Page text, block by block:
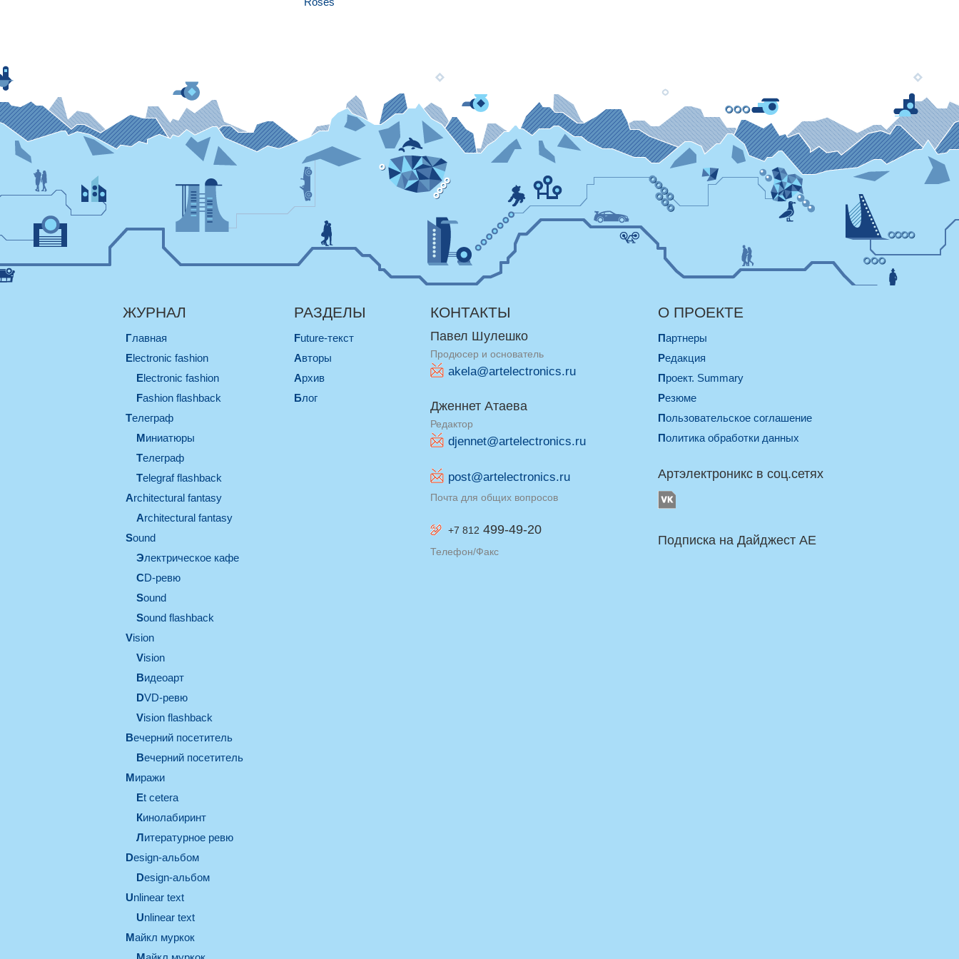
ЖУРНАЛ
Главная
electronic fashion
electronic fashion
Fashion flashback
телеграф
миниатюры
телеграф
Telegraf flashback
architectural fantasy
architectural fantasy
sound
электрическое кафе
CD-ревю
sound
Sound flashback
vision
vision
видеоарт
DVD-ревю
Vision flashback
вечерний посетитель
вечерний посетитель
миражи
et cetera
кинолабиринт
литературное ревю
design-альбом
design-альбом
unlinear text
Unlinear text
майкл муркок
РАЗДЕЛЫ
Future-текст
Авторы
Архив
Блог
КОНТАКТЫ
Павел Шулешко
Продюсер и основатель
akela@artelectronics.ru
Дженнет Атаева
Редактор
djennet@artelectronics.ru
post@artelectronics.ru
Почта для общих вопросов
+7 812 499-49-20
Телефон/Факс
О ПРОЕКТЕ
Партнеры
Редакция
Проект. Summary
Резюме
Пользовательское соглашение
Политика обработки данных
Артэлектроникс в соц.сетях
Подписка на Дайджест AE